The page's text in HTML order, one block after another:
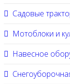
Садовые
Мотоблоки и
Навесное